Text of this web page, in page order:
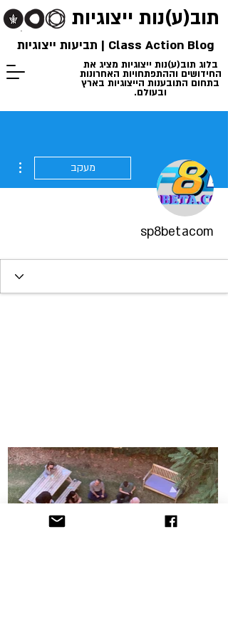
תוב(ע)נות ייצוגיות
בלוג תוב(ע)נות ייצוגיות מציג את
החידושים וההתפתחויות האחרונות
בתחום התובענות הייצוגיות בארץ
ובעולם.
Class Action Blog | תביעות ייצוגיות
מעקב
sp8betacom